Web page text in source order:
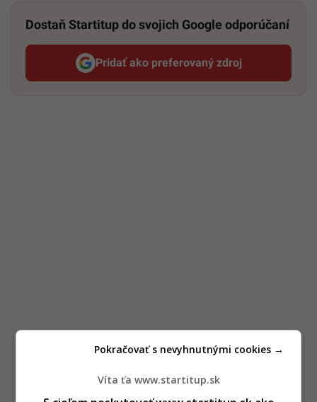
Dostaň Startitup do svojich Google odporúčaní
Pridať ako preferovaný zdroj
Startitup, odkaz sa otvorí v
Víta ťa www.startitup.sk
Pokračovať s nevyhnutnými cookies →